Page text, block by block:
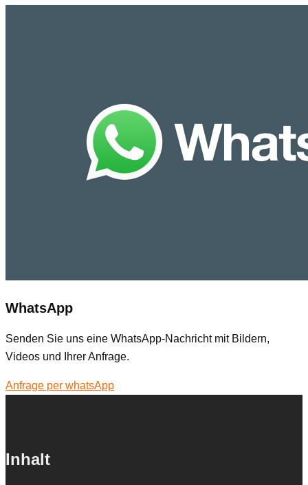
WhatsApp
Senden Sie uns eine WhatsApp-Nachricht mit Bildern,
Videos und Ihrer Anfrage.
Anfrage per whatsApp
Inhalt